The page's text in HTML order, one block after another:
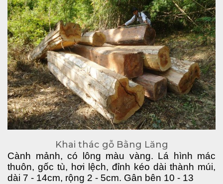
Khai thác gỗ Bằng Lăng
Cành mảnh, có lông màu vàng. Lá hình mác
thuôn, gốc tù, hơi lệch, đỉnh kéo dài thành múi,
dài 7 - 14cm, rộng 2 - 5cm. Gân bên 10 - 13